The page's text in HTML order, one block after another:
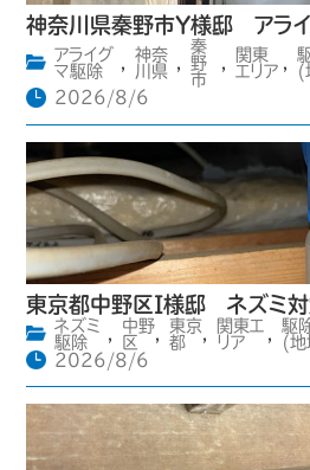
神奈川県秦野市Y様邸 アラ
アライグ
マ駆除
神奈
川県
秦
野
市
関東
エリア
(
2026/8/6
東京都中野区I様邸 ネズミ対
ネズミ
駆除
中野
区
東京
都
関東エ
リア
駆
(地
2026/8/6